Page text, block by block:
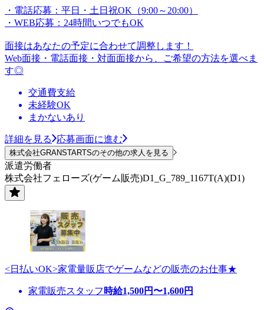
・電話応募：平日・土日祝OK（9:00～20:00）
・WEB応募：24時間いつでもOK
面接はあなたの予定に合わせて調整します！
Web面接・電話面接・対面面接から、ご希望の方法を選べま
す◎
交通費支給
未経験OK
まかないあり
詳細を見る 応募画面に進む
株式会社GRANSTARTSのその他の求人を見る
派遣労働者
株式会社フェローズ(ゲーム販売)D1_G_789_1167T(A)(D1)
<日払いOK>家電量販店でゲームなどの販売のお仕事★
家電販売スタッフ 時給1,500円〜1,600円